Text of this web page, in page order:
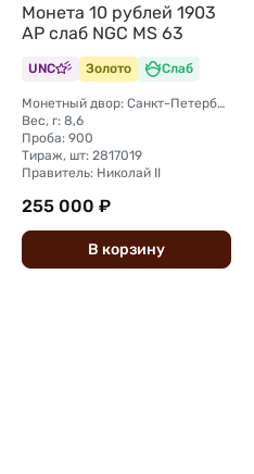
Монета 10 рублей 1903
АР слаб NGC MS 63
UNC Золото Слаб
Монетный двор: Санкт-Петербургский монетный двор
Вес, г: 8,6
Проба: 900
Тираж, шт: 2817019
Правитель: Николай II
255 000 ₽
В корзину